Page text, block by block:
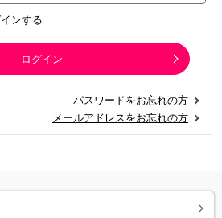
ンする
ログイン
パスワードをお忘れの方
メールアドレスをお忘れの方